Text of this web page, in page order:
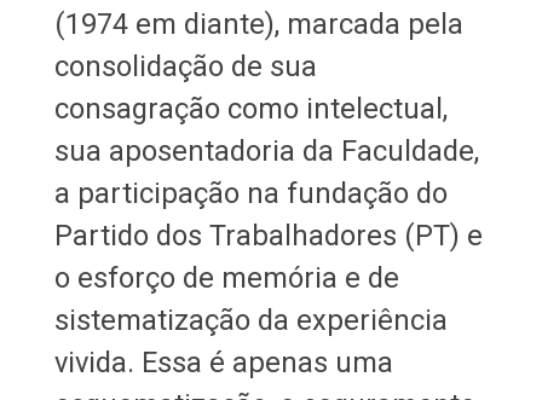
(1974 em diante), marcada pela
consolidação de sua
consagração como intelectual,
sua aposentadoria da Faculdade,
a participação na fundação do
Partido dos Trabalhadores (PT) e
o esforço de memória e de
sistematização da experiência
vivida. Essa é apenas uma